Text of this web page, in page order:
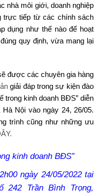
nhà môi giới, doanh nghiệp
trực tiếp từ các chính sách
dụng như thế nào để hoạt
quy định, vừa mang lại
được các chuyên gia hàng
giải đáp trong sự kiện đào
trong kinh doanh BĐS” diễn
Nội vào ngày 24, 26/05.
trình cũng như những ưu
kinh doanh BĐS”
ngày 24/05/2022 tại
242 Trần Bình Trọng,